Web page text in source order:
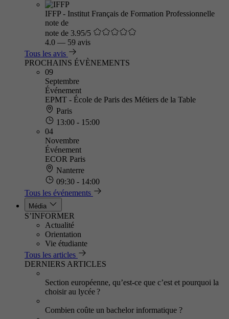
IFFP - Institut Français de Formation Professionnelle
note de
note de 3.95/5
4.0 — 59 avis
Tous les avis
PROCHAINS ÉVÈNEMENTS
09
Septembre
Événement
EPMT - École de Paris des Métiers de la Table
Paris
13:00 - 15:00
04
Novembre
Événement
ECOR Paris
Nanterre
09:30 - 14:00
Tous les événements
Média
S’INFORMER
Actualité
Orientation
Vie étudiante
Tous les articles
DERNIERS ARTICLES
Section européenne, qu’est-ce que c’est et pourquoi la
choisir au lycée ?
Combien coûte un bachelor informatique ?